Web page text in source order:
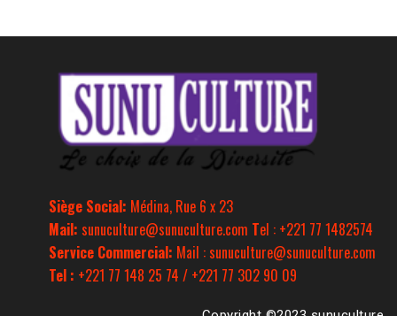
Siège Social: Médina, Rue 6 x 23
Mail: sunuculture@sunuculture.com Tel : +221 77 1482574
Service Commercial: Mail : sunuculture@sunuculture.com
Tel : +221 77 148 25 74 / +221 77 302 90 09